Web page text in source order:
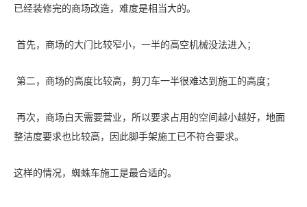
已经装修完的商场改造，难度是相当大的。
首先，商场的大门比较窄小，一半的高空机械没法进入；
第二，商场的高度比较高，剪刀车一半很难达到施工的高度；
再次，商场白天需要营业，所以要求占用的空间越小越好，地面
整洁度要求也比较高，因此脚手架施工已不符合要求。
这样的情况，蜘蛛车施工是最合适的。